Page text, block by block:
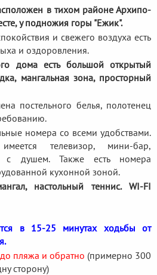
в тихом районе Архипо-
у подножия горы "Ежик".
и свежего воздуха есть
и оздоровления.
дома есть большой открытый
мангальная зона, просторный
постельного белья, полотенец
номера со всеми удобствами.
телевизор, мини-бар,
с душем. Также есть номера
кухонной зоной.
настольный теннис. WI-FI
в 15-25 минутах ходьбы от
пляжа и обратно (примерно 300
сторону)